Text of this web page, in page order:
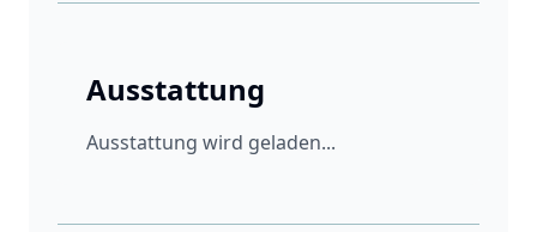
Ausstattung
Ausstattung wird geladen...